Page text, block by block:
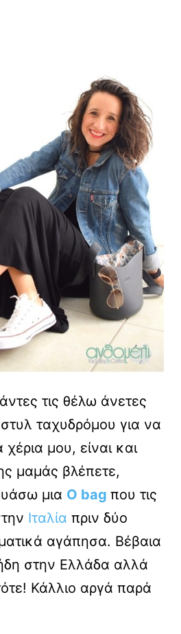
τις θέλω άνετες
ταχυδρόμου για να
μου, είναι και
μαμάς βλέπετε,
μια O bag που τις
Ιταλία πριν δύο
αγάπησα. Βέβαια
στην Ελλάδα αλλά
Κάλλιο αργά παρά